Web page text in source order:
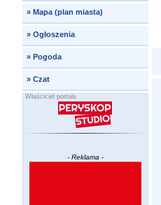
» Mapa (plan miasta)
» Ogłoszenia
» Pogoda
» Czat
Właściciel portalu
- Reklama -